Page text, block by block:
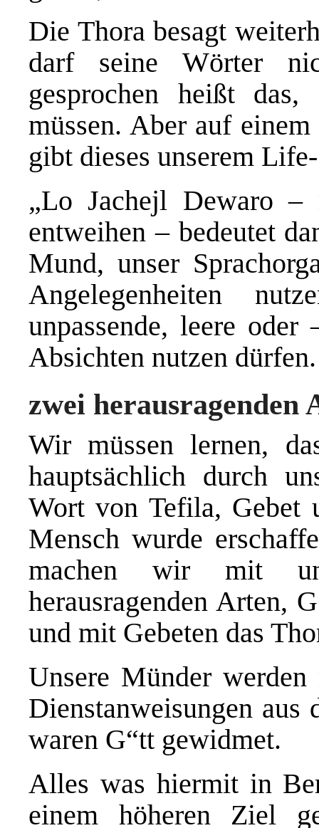
Die Thora besagt
darf seine Wörter
gesprochen heißt
müssen. Aber auf
gibt dieses unserem
„Lo Jachejl Dewaro
entweihen – bedeutet
Mund, unser
Angelegenheiten
unpassende, leere
Absichten nutzen dürfen.
zwei herausragenden
Wir müssen lernen,
hauptsächlich durch
Wort von Tefila, Gebet
Mensch wurde
machen wir mit
herausragenden Arten,
und mit Gebeten das
Unsere Münder
Dienstanweisungen aus
waren G“tt gewidmet.
Alles was hiermit in
einem höheren Ziel